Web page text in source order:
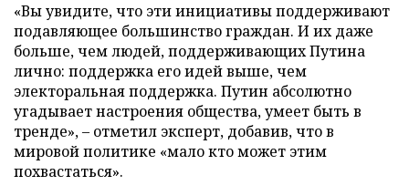
«Вы увидите, что эти инициативы поддерживают
подавляющее большинство граждан. И их даже
больше, чем людей, поддерживающих Путина
лично: поддержка его идей выше, чем
электоральная поддержка. Путин абсолютно
угадывает настроения общества, умеет быть в
тренде», – отметил эксперт, добавив, что в
мировой политике «мало кто может этим
похвастаться».